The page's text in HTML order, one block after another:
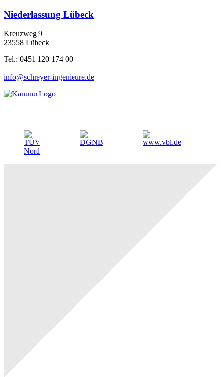
Niederlassung Lübeck
Kreuzweg 9
23558 Lübeck
Tel.: 0451 120 174 00
info@schreyer-ingenieure.de